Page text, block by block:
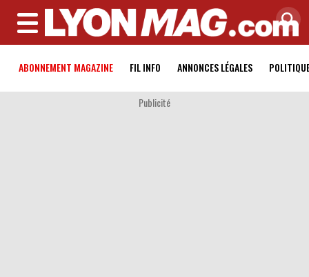
MENU
ABONNEMENT MAGAZINE FIL INFO ANNONCES LÉGALES
Publicité